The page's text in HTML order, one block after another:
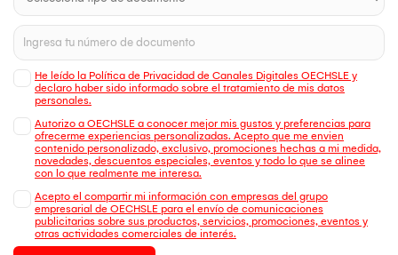
He leído la Política de Privacidad de Canales Digitales OECHSLE y
declaro haber sido informado sobre el tratamiento de mis datos
personales.
Autorizo a OECHSLE a conocer mejor mis gustos y preferencias para
ofrecerme experiencias personalizadas. Acepto que me envien
contenido personalizado, exclusivo, promociones hechas a mi medida,
novedades, descuentos especiales, eventos y todo lo que se alinee
con lo que realmente me interesa.
Acepto el compartir mi información con empresas del grupo
empresarial de OECHSLE para el envío de comunicaciones
publicitarias sobre sus productos, servicios, promociones, eventos y
otras actividades comerciales de interés.